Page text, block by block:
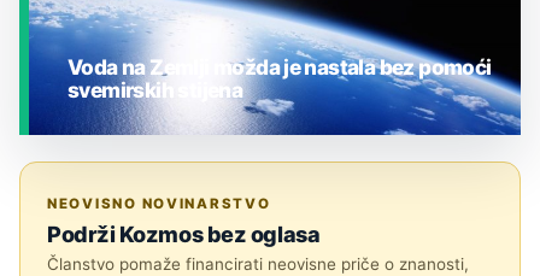
Voda na Zemlji možda je nastala bez pomoći
svemirskih stijena
NEOVISNO NOVINARSTVO
Podrži Kozmos bez oglasa
Članstvo pomaže financirati neovisne priče o znanosti,